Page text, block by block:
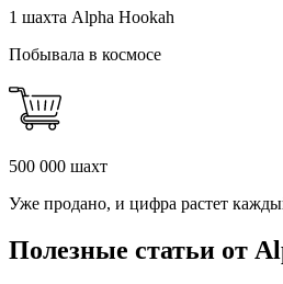
1 шахта Alpha Hookah
Побывала в космосе
500 000 шахт
Уже продано, и цифра растет
Полезные статьи от